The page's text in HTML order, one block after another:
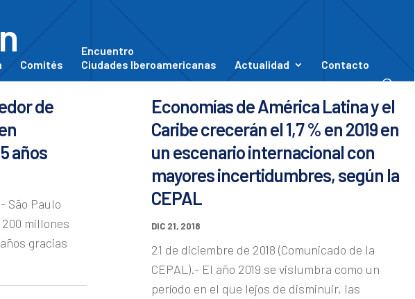
Comités
Encuentro
Ciudades Iberoamericanas
Actualidad Contacto
de
años
São Paulo
millones
gracias
Economías de América Latina y el
Caribe crecerán el 1,7 % en 2019 en
un escenario internacional con
mayores incertidumbres, según la
CEPAL
DIC 21, 2018
21 de diciembre de 2018 (Comunicado de la
CEPAL).- El año 2019 se vislumbra como un
período en el que lejos de disminuir, las